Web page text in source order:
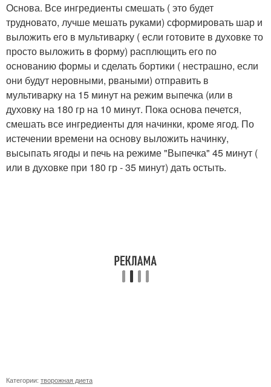
Основа. Все ингредиенты смешать ( это будет
трудновато, лучше мешать руками) сформировать шар и
выложить его в мультиварку ( если готовите в духовке то
просто выложить в форму) расплющить его по
основанию формы и сделать бортики ( нестрашно, если
они будут неровными, рваными) отправить в
мультиварку на 15 минут на режим выпечка (или в
духовку на 180 гр на 10 минут. Пока основа печется,
смешать все ингредиенты для начинки, кроме ягод. По
истечении времени на основу выложить начинку,
высыпать ягоды и печь на режиме "Выпечка" 45 минут (
или в духовке при 180 гр - 35 минут) дать остыть.
Категории: творожная диета